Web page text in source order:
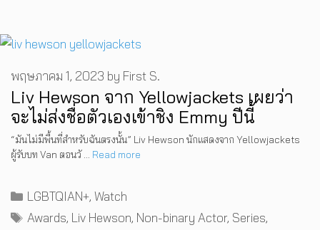
Liv Hewson จาก Yellowjackets เผยว่า
จะไม่ส่งชื่อตัวเองเข้าชิง Emmy ปีนี้
พฤษภาคม 1, 2023 by First S.
“มันไม่มีพื้นที่สำหรับฉันตรงนั้น” Liv Hewson นักแสดงจาก Yellowjackets
ผู้รับบท Van ตอนวั … Read more
Categories
LGBTQIAN+,Watch
Tags
Awards, Liv Hewson, Non-binary Actor, Series,